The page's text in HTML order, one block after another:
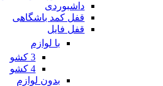
داشبوردی
قفل کمد باشگاهی
قفل فایل
با لوازم
3 کشو
4 کشو
بدون لوازم